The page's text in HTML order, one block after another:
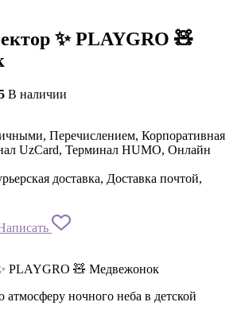
✨ PLAYGRO 🧸
В наличии
Перечислением, Корпоративная
UzCard, Терминал HUMO, Онлайн
доставка, Доставка почтой,
PLAYGRO 🧸 Медвежонок
ночного неба в детской